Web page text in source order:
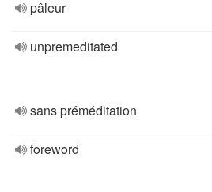
pâleur
unpremeditated
sans préméditation
foreword